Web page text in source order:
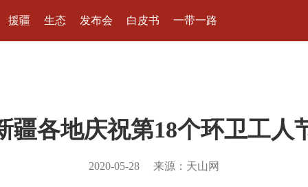
援疆 生态 发布会 白皮书 一带一路
疆各地庆祝第18个环卫工人
2020-05-28 来源：天山网